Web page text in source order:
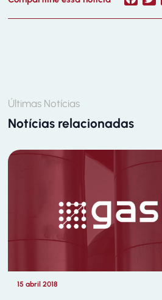
Últimas Notícias
Notícias relacionadas
15 abril 2018